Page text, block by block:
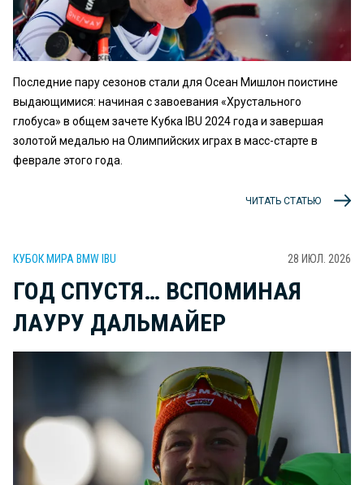
Последние пару сезонов стали для Осеан Мишлон поистине
выдающимися: начиная с завоевания «Хрустального
глобуса» в общем зачете Кубка IBU 2024 года и завершая
золотой медалью на Олимпийских играх в масс-старте в
феврале этого года.
ЧИТАТЬ СТАТЬЮ
КУБОК МИРА BMW IBU 28 ИЮЛ. 2026
ГОД СПУСТЯ… ВСПОМИНАЯ
ЛАУРУ ДАЛЬМАЙЕР